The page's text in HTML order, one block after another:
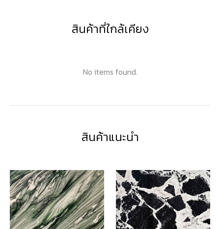
สินค้าที่ใกล้เคียง
No items found.
สินค้าแนะนำ